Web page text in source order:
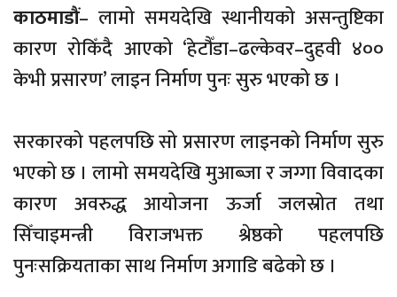
काठमाडौं– लामो समयदेखि स्थानीयको असन्तुष्टिका
कारण रोकिँदै आएको ‘हेटौँडा–ढल्केवर–दुहवी ४००
केभी प्रसारण’ लाइन निर्माण पुनः सुरु भएको छ ।
सरकारको पहलपछि सो प्रसारण लाइनको निर्माण सुरु
भएको छ । लामो समयदेखि मुआब्जा र जग्गा विवादका
कारण अवरुद्ध आयोजना ऊर्जा जलस्रोत तथा
सिँचाइमन्त्री विराजभक्त श्रेष्ठको पहलपछि
पुनःसक्रियताका साथ निर्माण अगाडि बढेको छ ।